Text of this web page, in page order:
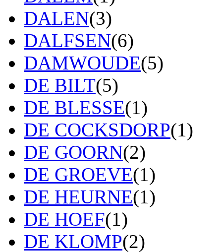
DALEN(3)
DALFSEN(6)
DAMWOUDE(5)
DE BILT(5)
DE BLESSE(1)
DE COCKSDORP(1)
DE GOORN(2)
DE GROEVE(1)
DE HEURNE(1)
DE HOEF(1)
DE KLOMP(2)